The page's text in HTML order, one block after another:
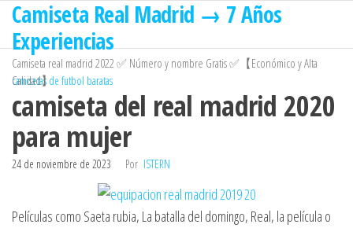
Saltar
contenido
Camiseta Real Madrid → 7 Años
Experiencias
Camiseta real madrid 2022 ✅ Número y nombre Gratis ✅【Económico y Alta
Calidad】
camisetas de futbol baratas
camiseta del real madrid 2020
para mujer
24 de noviembre de 2023 Por ISTERN
Películas como Saeta rubia, La batalla del domingo, Real, la película o